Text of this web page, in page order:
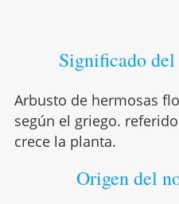
Significado
Arbusto de hermosas
según el griego.
crece la planta.
Origen del